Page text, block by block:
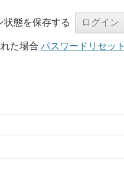
状態を保存する
た場合 パスワードリセット